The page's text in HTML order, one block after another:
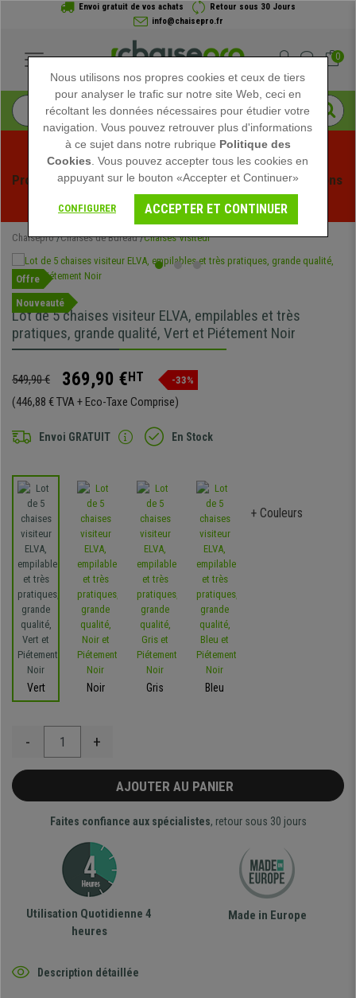
Envoi gratuit de vos achats
Retour sous 30 Jours
info@chaisepro.fr
0
Profitez des soldes d'été chez Chaisepro ! Des réductions
exclusives pour une durée limitée - Voir l'offre
Chaisepro Chaises de Bureau Chaises Visiteur
Offre
Nouveauté
Lot de 5 chaises visiteur ELVA, empilables et très
pratiques, grande qualité, Vert et Piétement Noir
549,90 € 369,90 €HT -33%
(446,88 € TVA + Eco-Taxe Comprise)
Envoi GRATUIT En Stock
Vert Noir Gris Bleu
+ Couleurs
- +
AJOUTER AU PANIER
Faites confiance aux spécialistes, retour sous 30 jours
Utilisation Quotidienne 4
heures
Made in Europe
Description détaillée
Nous utilisons nos propres cookies et ceux de tiers
pour analyser le trafic sur notre site Web, ceci en
récoltant les données nécessaires pour étudier votre
navigation. Vous pouvez retrouver plus d'informations
à ce sujet dans notre rubrique Politique des
Cookies . Vous pouvez accepter tous les cookies en
appuyant sur le bouton «Accepter et Continuer»
CONFIGURER ACCEPTER ET CONTINUER